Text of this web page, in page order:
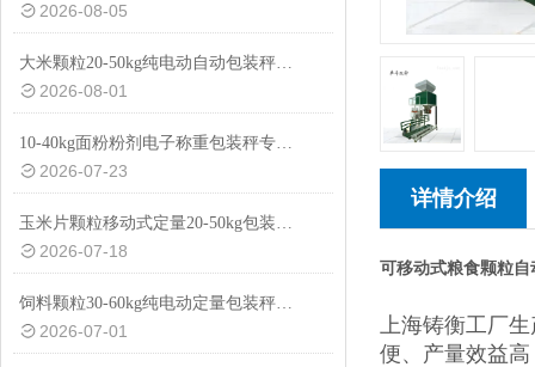
2026-08-05
大米颗粒20-50kg纯电动自动包装秤设备
2026-08-01
10-40kg面粉粉剂电子称重包装秤专用设备
2026-07-23
玉米片颗粒移动式定量20-50kg包装秤设备
2026-07-18
饲料颗粒30-60kg纯电动定量包装秤厂家供应
2026-07-01
详情介绍
可移动式粮食颗粒自
上海铸衡工厂
便、产量效益